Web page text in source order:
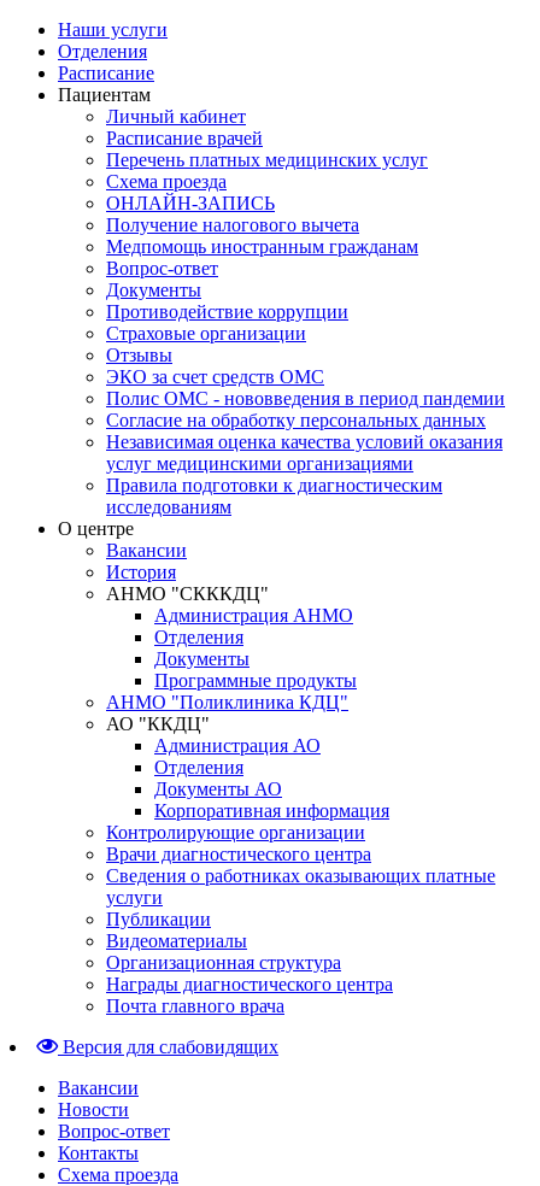
Наши услуги
Отделения
Расписание
Пациентам
Личный кабинет
Расписание врачей
Перечень платных медицинских услуг
Схема проезда
ОНЛАЙН-ЗАПИСЬ
Получение налогового вычета
Медпомощь иностранным гражданам
Вопрос-ответ
Документы
Противодействие коррупции
Страховые организации
Отзывы
ЭКО за счет средств ОМС
Полис ОМС - нововведения в период пандемии
Согласие на обработку персональных данных
Независимая оценка качества условий оказания
услуг медицинскими организациями
Правила подготовки к диагностическим
исследованиям
О центре
Вакансии
История
АНМО "СКККДЦ"
Администрация АНМО
Отделения
Документы
Программные продукты
АНМО "Поликлиника КДЦ"
АО "ККДЦ"
Администрация АО
Отделения
Документы АО
Корпоративная информация
Контролирующие организации
Врачи диагностического центра
Сведения о работниках оказывающих платные
услуги
Публикации
Видеоматериалы
Организационная структура
Награды диагностического центра
Почта главного врача
Версия для слабовидящих
Вакансии
Новости
Вопрос-ответ
Контакты
Схема проезда